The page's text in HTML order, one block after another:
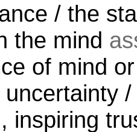
/ the
the mind
of mind
inspiring